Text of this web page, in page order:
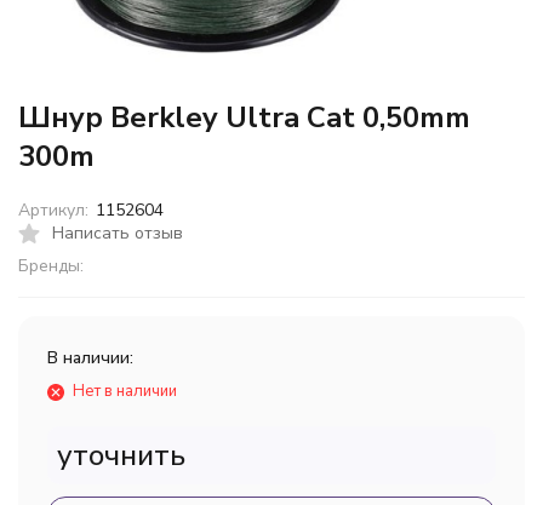
Шнур Berkley Ultra Cat 0,50mm
300m
Написать отзыв
Бренды:
Артикул: 1152604
В наличии:
Нет в наличии
уточнить